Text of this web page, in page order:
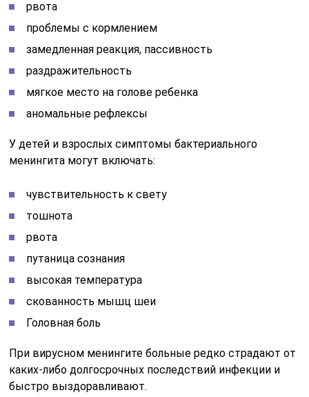
рвота
проблемы с кормлением
замедленная реакция, пассивность
раздражительность
мягкое место на голове ребенка
аномальные рефлексы
У детей и взрослых симптомы бактериального
менингита могут включать:
чувствительность к свету
тошнота
рвота
путаница сознания
высокая температура
скованность мышц шеи
Головная боль
При вирусном менингите больные редко страдают от
каких-либо долгосрочных последствий инфекции и
быстро выздоравливают.